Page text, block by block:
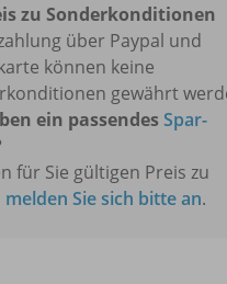
zu Sonderkonditionen
über Paypal und
können keine
gewährt
ein passendesSpar-
für Sie gültigen Preis zu
melden Sie sich bitte an.